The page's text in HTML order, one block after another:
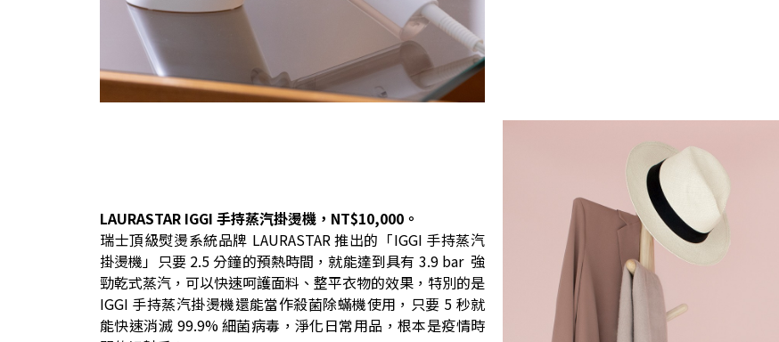
LAURASTAR IGGI 手持蒸汽掛燙機，NT$10,000。
瑞士頂級熨燙系統品牌 LAURASTAR 推出的「IGGI 手持蒸汽
掛燙機」只要 2.5 分鐘的預熱時間，就能達到具有 3.9 bar 強
勁乾式蒸汽，可以快速呵護面料、整平衣物的效果，特別的是
IGGI 手持蒸汽掛燙機還能當作殺菌除蟎機使用，只要 5 秒就
能快速消滅 99.9% 細菌病毒，淨化日常用品，根本是疫情時